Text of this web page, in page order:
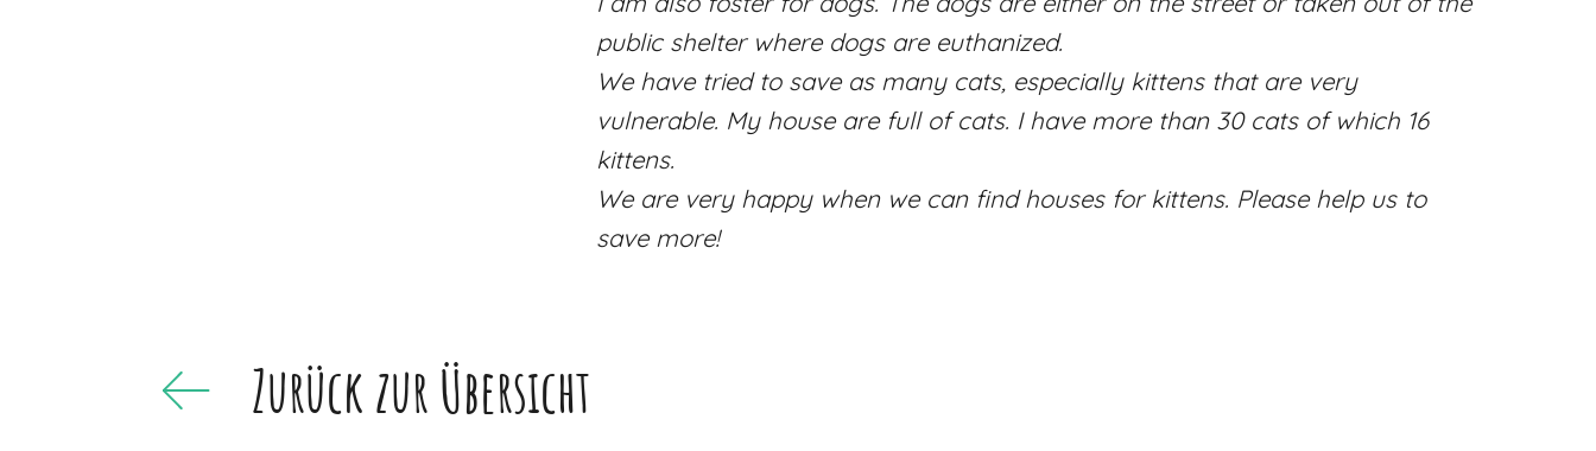
public shelter where dogs are euthanized.
We have tried to save as many cats, especially kittens that are very
vulnerable. My house are full of cats. I have more than 30 cats of which 16
kittens.
We are very happy when we can find houses for kittens. Please help us to
save more!
Zurück zur Übersicht